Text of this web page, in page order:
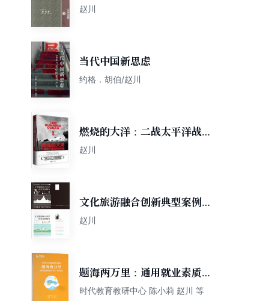
赵川
当代中国新思虑
约格．胡伯/赵川
燃烧的大洋：二战太平洋战场
全纪录（战忆文库）
赵川
文化旅游融合创新典型案例研
究
赵川
题海两万里：通用就业素质测
评（EPI）专项训练
时代教育教研中心 陈小莉 赵川 等